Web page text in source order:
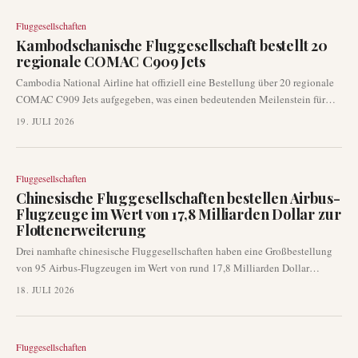
wodurch die Sicherheit aller Passagiere und der Besatzung gewährleistet
war.
Fluggesellschaften
Kambodschanische Fluggesellschaft bestellt 20
regionale COMAC C909 Jets
Cambodia National Airline hat offiziell eine Bestellung über 20 regionale
COMAC C909 Jets aufgegeben, was einen bedeutenden Meilenstein für
Chinas Flugzeugbauindustrie darstellt. Diese Vereinbarung etabliert
Fluggesellschaft, die den C909 in großen Mengen kauft, wobei die
unterstreicht einen breiteren Trend unter asiatischen Fluggesellschaften,
ihre Flotten über traditionelle westliche Hersteller hinaus zu diversifizieren.
19. JULI 2026
Fluggesellschaften
Chinesische Fluggesellschaften bestellen Airbus-
Flugzeuge im Wert von 17,8 Milliarden Dollar zur
Flottenerweiterung
Drei namhafte chinesische Fluggesellschaften haben eine Großbestellung
von 95 Airbus-Flugzeugen im Wert von rund 17,8 Milliarden Dollar
bekannt gegeben. Diese wichtige Beschaffung zielt darauf ab, ihre
zweitgrößten Luftverkehrsmarkt der Welt erheblich zu erweitern.
18. JULI 2026
Fluggesellschaften